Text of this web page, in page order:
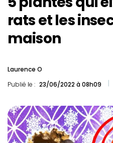
rats et les
maison
Laurence O
Publié le : 23/06/2022 à 08h09